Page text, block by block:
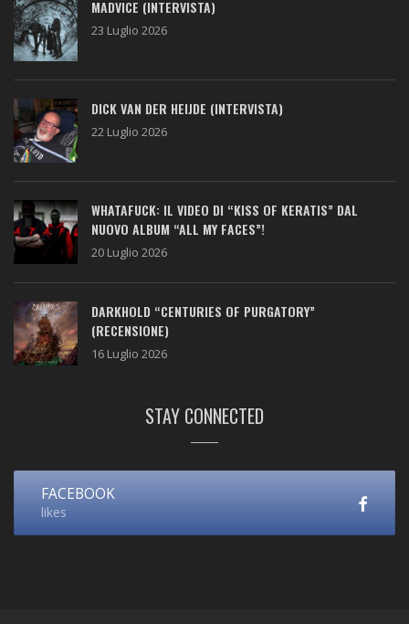
MADVICE (INTERVISTA)
23 Luglio 2026
DICK VAN DER HEIJDE (INTERVISTA)
22 Luglio 2026
WHATAFUCK: IL VIDEO DI “KISS OF KERATIS” DAL
NUOVO ALBUM “ALL MY FACES”!
20 Luglio 2026
DARKHOLD “CENTURIES OF PURGATORY”
(RECENSIONE)
16 Luglio 2026
STAY CONNECTED
FACEBOOK
likes